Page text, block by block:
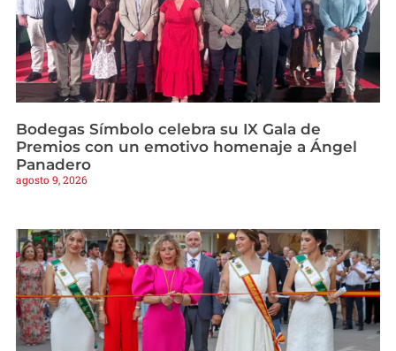
Bodegas Símbolo celebra su IX Gala de
Premios con un emotivo homenaje a Ángel
Panadero
agosto 9, 2026